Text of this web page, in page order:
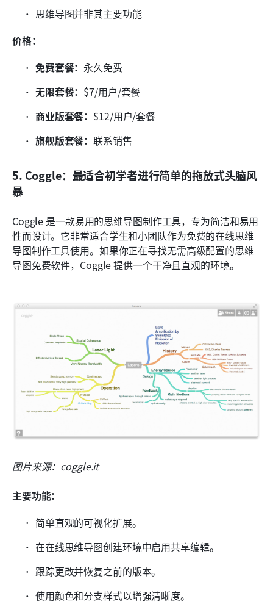
思维导图并非其主要功能
价格：
免费套餐： 永久免费
无限套餐： $7/用户/套餐
商业版套餐： $12/用户/套餐
旗舰版套餐：联系销售
5. Coggle：最适合初学者进行简单的拖放式头脑风
暴
Coggle 是一款易用的思维导图制作工具，专为简洁和易用
性而设计。它非常适合学生和小团队作为免费的在线思维
导图制作工具使用。如果你正在寻找无需高级配置的思维
导图免费软件，Coggle 提供一个干净且直观的环境。
图片来源：coggle.it
主要功能：
简单直观的可视化扩展。
在在线思维导图创建环境中启用共享编辑。
跟踪更改并恢复之前的版本。
使用颜色和分支样式以增强清晰度。